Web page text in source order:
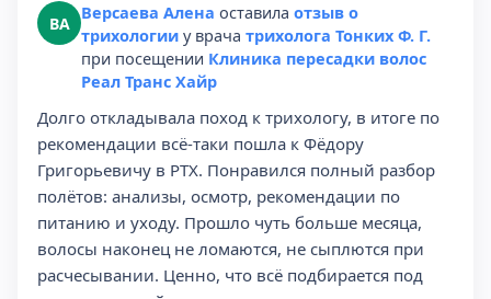
ВА Версаева Алена оставила отзыв о
трихологии у врача трихолога Тонких Ф. Г.
при посещении Клиника пересадки волос
Реал Транс Хайр
Долго откладывала поход к трихологу, в итоге по
рекомендации всё-таки пошла к Фёдору
Григорьевичу в РТХ. Понравился полный разбор
полётов: анализы, осмотр, рекомендации по
питанию и уходу. Прошло чуть больше месяца,
волосы наконец не ломаются, не сыплются при
расчесывании. Ценно, что всё подбирается под